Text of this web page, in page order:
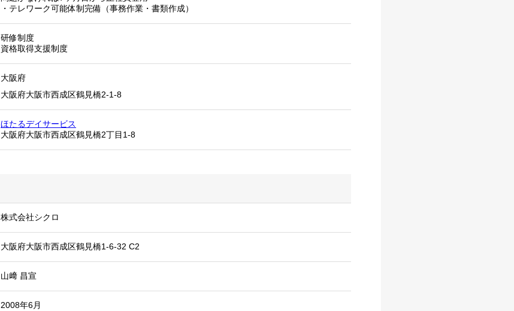
・テレワーク可能体制完備（事務作業・書類作成）
研修制度
資格取得支援制度
大阪府
大阪府大阪市西成区鶴見橋2-1-8
ほたるデイサービス
大阪府大阪市西成区鶴見橋2丁目1-8
株式会社シクロ
大阪府大阪市西成区鶴見橋1-6-32 C2
山﨑 昌宣
2008年6月